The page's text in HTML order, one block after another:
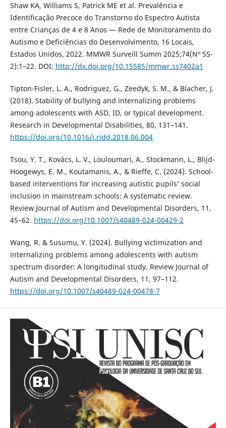
Shaw KA, Williams S, Patrick ME et al. Prevalência e
Identificação Precoce do Transtorno do Espectro Autista
entre Crianças de 4 e 8 Anos — Rede de Monitoramento do
Autismo e Deficiências do Desenvolvimento, 16 Locais,
Estados Unidos, 2022. MMWR Surveill Summ 2025;74(Nº SS-
2):1–22. DOI: http://dx.doi.org/10.15585/mmwr.ss7402a1
Tipton-Fisler, L. A., Rodriguez, G., Zeedyk, S. M., & Blacher, J.
(2018). Stability of bullying and internalizing problems
among adolescents with ASD, ID, or typical development.
Research in Developmental Disabilities, 80, 131–141.
https://doi.org/10.1016/j.ridd.2018.06.004
Tsou, Y. T., Kovács, L. V., Louloumari, A., Stockmann, L., Blijd-
Hoogewys, E. M., Koutamanis, A., & Rieffe, C. (2024). School-
based interventions for increasing autistic pupils’ social
inclusion in mainstream schools: A systematic review.
Review Journal of Autism and Developmental Disorders, 11,
45–62. https://doi.org/10.1007/s40489-024-00429-2
Wang, R. & Susumu, Y. (2024). Bullying victimization and
internalizing problems among adolescents with autism
spectrum disorder: A longitudinal study. Review Journal of
Autism and Developmental Disorders, 11, 97–112.
https://doi.org/10.1007/s40489-024-00478-7